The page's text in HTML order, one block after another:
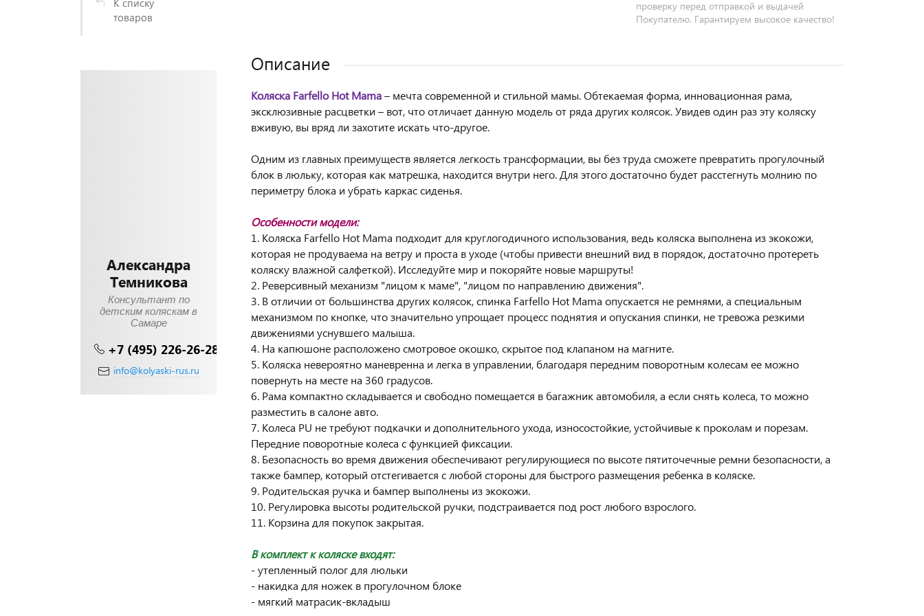
К списку
товаров
Александра
Темникова
Консультант по
детским коляскам в
Самаре
+7 (495) 226-26-28
info@kolyaski-rus.ru
проверку перед отправкой и выдачей
Покупателю. Гарантируем высокое качество!
Описание
Коляска Farfello Hot Mama– мечта современной и стильной мамы. Обтекаемая форма, инновационная рама,
эксклюзивные расцветки – вот, что отличает данную модель от ряда других колясок. Увидев один раз эту коляску
вживую, вы вряд ли захотите искать что-другое.
Одним из главных преимуществ является легкость трансформации, вы без труда сможете превратить прогулочный
блок в люльку, которая как матрешка, находится внутри него. Для этого достаточно будет расстегнуть молнию по
периметру блока и убрать каркас сиденья.
Особенности модели:
1. Коляска Farfello Hot Mama подходит для круглогодичного использования, ведь коляска выполнена из экокожи,
которая не продуваема на ветру и проста в уходе (чтобы привести внешний вид в порядок, достаточно протереть
коляску влажной салфеткой). Исследуйте мир и покоряйте новые маршруты!
2. Реверсивный механизм "лицом к маме", "лицом по направлению движения".
3. В отличии от большинства других колясок, спинка Farfello Hot Mama опускается не ремнями, а специальным
механизмом по кнопке, что значительно упрощает процесс поднятия и опускания спинки, не тревожа резкими
движениями уснувшего малыша.
4. На капюшоне расположено смотровое окошко, скрытое под клапаном на магните.
5. Коляска невероятно маневренна и легка в управлении, благодаря передним поворотным колесам ее можно
повернуть на месте на 360 градусов.
6. Рама компактно складывается и свободно помещается в багажник автомобиля, а если снять колеса, то можно
разместить в салоне авто.
7. Колеса PU не требуют подкачки и дополнительного ухода, износостойкие, устойчивые к проколам и порезам.
Передние поворотные колеса с функцией фиксации.
8. Безопасность во время движения обеспечивают регулирующиеся по высоте пятиточечные ремни безопасности, а
также бампер, который отстегивается с любой стороны для быстрого размещения ребенка в коляске.
9. Родительская ручка и бампер выполнены из экокожи.
10. Регулировка высоты родительской ручки, подстраивается под рост любого взрослого.
11. Корзина для покупок закрытая.
В комплект к коляске входят:
- утепленный полог для люльки
- накидка для ножек в прогулочном блоке
- мягкий матрасик-вкладыш